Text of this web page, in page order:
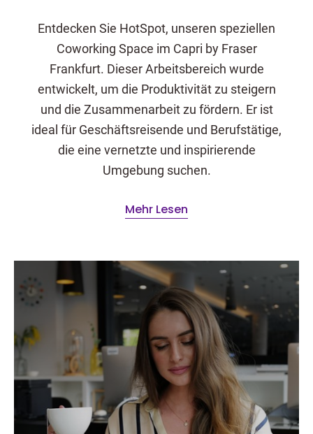
Entdecken Sie HotSpot, unseren speziellen
Coworking Space im Capri by Fraser
Frankfurt. Dieser Arbeitsbereich wurde
entwickelt, um die Produktivität zu steigern
und die Zusammenarbeit zu fördern. Er ist
ideal für Geschäftsreisende und Berufstätige,
die eine vernetzte und inspirierende
Umgebung suchen.
Mehr Lesen